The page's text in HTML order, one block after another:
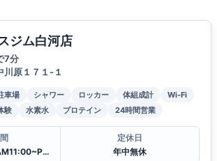
ジム白河店
7分
川原１７１-１
車場 シャワー ロッカー 体組成計
Wi-Fi
験 水素水 プロテイン 24時間営業
スタッフ在籍時間AM11:00~PM20:00
定休日
年中無休